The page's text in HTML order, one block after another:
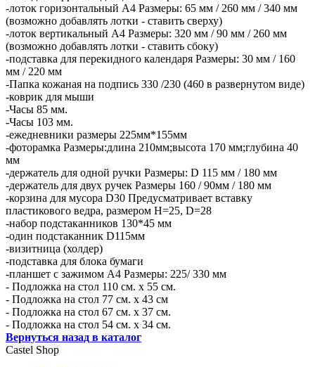
-лоток горизонтальный А4 Размеры: 65 мм / 260 мм / 340 мм
(возможно добавлять лотки - ставить сверху)
-лоток вертикальный А4 Размеры: 320 мм / 90 мм / 260 мм
(возможно добавлять лотки - ставить сбоку)
-подставка для перекидного календаря Размеры: 30 мм / 160
мм / 220 мм
-Папка кожаная на подпись 330 /230 (460 в развернутом виде)
-коврик для мыши
-Часы 85 мм.
-Часы 103 мм.
-ежедневники размеры 225мм*155мм
-фоторамка Размеры:длина 210мм;высота 170 мм;глубина 40
мм
-держатель для одной ручки Размеры: D 115 мм / 180 мм
-держатель для двух ручек Размеры 160 / 90мм / 180 мм
-корзина для мусора D30 Предусматривает вставку
пластикового ведра, размером H=25, D=28
-набор подстаканников 130*45 мм
-один подстаканник D115мм
-визитница (холдер)
-подставка для блока бумаги
-планшет с зажимом А4 Размеры: 225/ 330 мм
- Подложка на стол 110 см. х 55 см.
- Подложка на стол 77 см. х 43 см
- Подложка на стол 67 см. х 37 см.
- Подложка на стол 54 см. х 34 см.
Вернуться назад в каталог
Castel Shop